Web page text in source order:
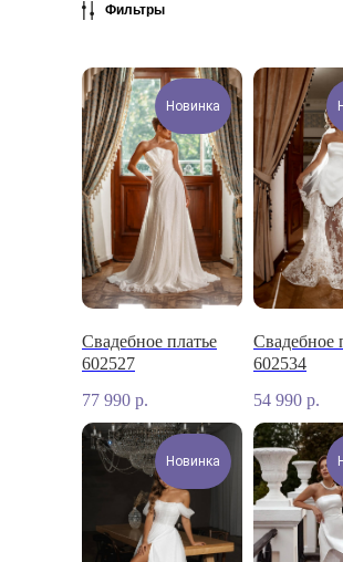
Фильтры
Новинка
Свадебное платье
602527
77 990 р.
Свадебное
602534
54 990 р.
Новинка